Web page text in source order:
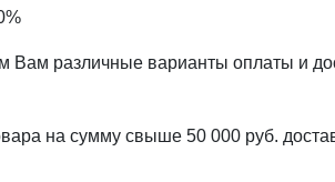
Вам различные варианты оплаты и
на сумму свыше 50 000 руб.